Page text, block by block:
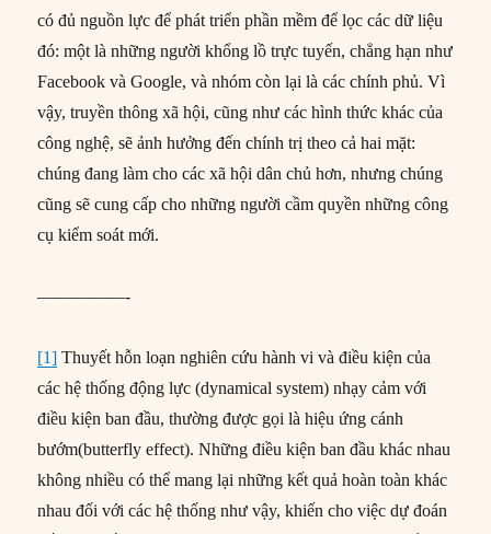
có đủ nguồn lực để phát triển phần mềm để lọc các dữ liệu
đó: một là những người khổng lồ trực tuyến, chẳng hạn như
Facebook và Google, và nhóm còn lại là các chính phủ. Vì
vậy, truyền thông xã hội, cũng như các hình thức khác của
công nghệ, sẽ ảnh hưởng đến chính trị theo cả hai mặt:
chúng đang làm cho các xã hội dân chủ hơn, nhưng chúng
cũng sẽ cung cấp cho những người cầm quyền những công
cụ kiểm soát mới.
—————-
[1] Thuyết hỗn loạn nghiên cứu hành vi và điều kiện của
các hệ thống động lực (dynamical system) nhạy cảm với
điều kiện ban đầu, thường được gọi là hiệu ứng cánh
bướm(butterfly effect). Những điều kiện ban đầu khác nhau
không nhiều có thể mang lại những kết quả hoàn toàn khác
nhau đối với các hệ thống như vậy, khiến cho việc dự đoán